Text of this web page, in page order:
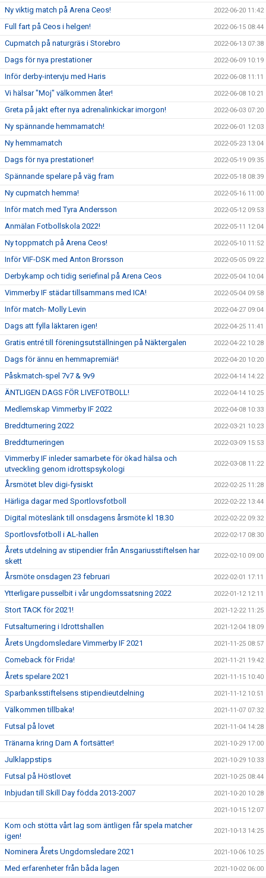
Ny viktig match på Arena Ceos! 2022-06-20 11:42
Full fart på Ceos i helgen! 2022-06-15 08:44
Cupmatch på naturgräs i Storebro 2022-06-13 07:38
Dags för nya prestationer 2022-06-09 10:19
Inför derby-intervju med Haris 2022-06-08 11:11
Vi hälsar "Moj" välkommen åter! 2022-06-08 10:21
Greta på jakt efter nya adrenalinkickar imorgon! 2022-06-03 07:20
Ny spännande hemmamatch! 2022-06-01 12:03
Ny hemmamatch 2022-05-23 13:04
Dags för nya prestationer! 2022-05-19 09:35
Spännande spelare på väg fram 2022-05-18 08:39
Ny cupmatch hemma! 2022-05-16 11:00
Inför match med Tyra Andersson 2022-05-12 09:53
Anmälan Fotbollskola 2022! 2022-05-11 12:04
Ny toppmatch på Arena Ceos! 2022-05-10 11:52
Inför VIF-DSK med Anton Brorsson 2022-05-05 09:22
Derbykamp och tidig seriefinal på Arena Ceos 2022-05-04 10:04
Vimmerby IF städar tillsammans med ICA! 2022-05-04 09:58
Inför match- Molly Levin 2022-04-27 09:04
Dags att fylla läktaren igen! 2022-04-25 11:41
Gratis entré till föreningsutställningen på Näktergalen 2022-04-22 10:28
Dags för ännu en hemmapremiär! 2022-04-20 10:20
Påskmatch-spel 7v7 & 9v9 2022-04-14 14:22
ÄNTLIGEN DAGS FÖR LIVEFOTBOLL! 2022-04-14 10:25
Medlemskap Vimmerby IF 2022 2022-04-08 10:33
Breddturnering 2022 2022-03-21 10:23
Breddturneringen 2022-03-09 15:53
Vimmerby IF inleder samarbete för ökad hälsa och
utveckling genom idrottspsykologi
2022-03-08 11:22
Årsmötet blev digi-fysiskt 2022-02-25 11:28
Härliga dagar med Sportlovsfotboll 2022-02-22 13:44
Digital möteslänk till onsdagens årsmöte kl 18.30 2022-02-22 09:32
Sportlovsfotboll i AL-hallen 2022-02-17 08:30
Årets utdelning av stipendier från Ansgariusstiftelsen har
skett
2022-02-10 09:00
Årsmöte onsdagen 23 februari 2022-02-01 17:11
Ytterligare pusselbit i vår ungdomssatsning 2022 2022-01-12 12:11
Stort TACK för 2021! 2021-12-22 11:25
Futsalturnering i Idrottshallen 2021-12-04 18:09
Årets Ungdomsledare Vimmerby IF 2021 2021-11-25 08:57
Comeback för Frida! 2021-11-21 19:42
Årets spelare 2021 2021-11-15 10:40
Sparbanksstiftelsens stipendieutdelning 2021-11-12 10:51
Välkommen tillbaka! 2021-11-07 07:32
Futsal på lovet 2021-11-04 14:28
Tränarna kring Dam A fortsätter! 2021-10-29 17:00
Julklappstips 2021-10-29 10:33
Futsal på Höstlovet 2021-10-25 08:44
Inbjudan till Skill Day födda 2013-2007 2021-10-20 10:28
2021-10-15 12:07
Kom och stötta vårt lag som äntligen får spela matcher
igen!
2021-10-13 14:25
Nominera Årets Ungdomsledare 2021 2021-10-06 10:25
Med erfarenheter från båda lagen 2021-10-02 06:00